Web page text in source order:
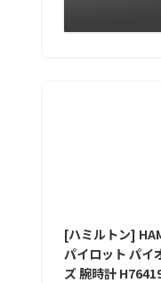
[ハミルトン]
パイロット パイ
ズ 腕時計